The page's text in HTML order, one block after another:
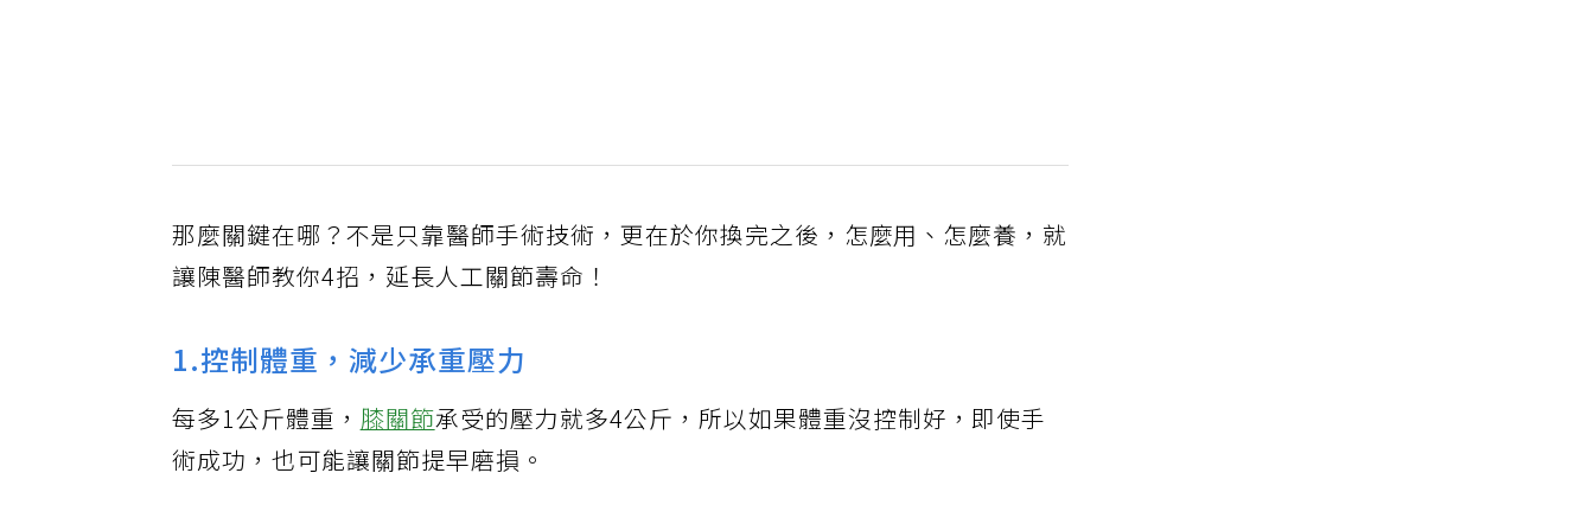
那麼關鍵在哪？不是只靠醫師手術技術，更在於你換完之後，怎麼用、怎麼養，就
讓陳醫師教你4招，延長人工關節壽命！
1.控制體重，減少承重壓力
每多1公斤體重，膝關節承受的壓力就多4公斤，所以如果體重沒控制好，即使手
術成功，也可能讓關節提早磨損。